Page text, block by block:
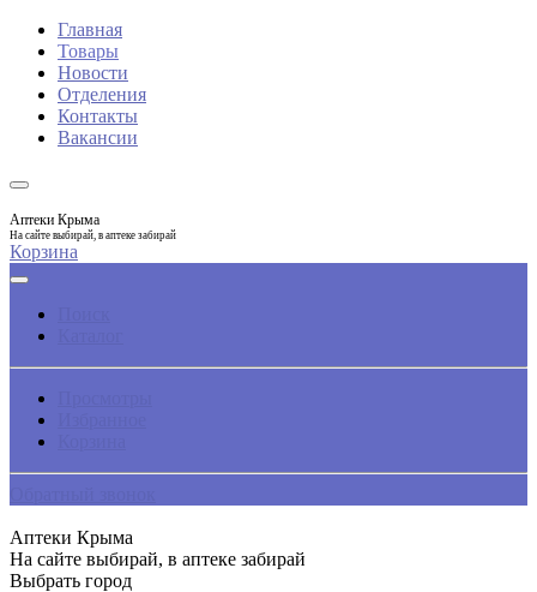
Главная
Товары
Новости
Отделения
Контакты
Вакансии
Аптеки Крыма
На сайте выбирай, в аптеке забирай
Корзина
Аптеки Крыма
На сайте выбирай, в аптеке забирай
Выбрать город